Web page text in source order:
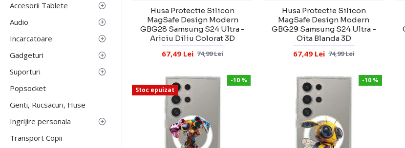
Accesorii Tablete
Audio
Incarcatoare
Gadgeturi
Suporturi
Popsocket
Genti, Rucsacuri, Huse
Ingrijire personala
Transport Copii
Husa Protectie Silicon
MagSafe Design Modern
GBG28 Samsung S24 Ultra -
Ariciu Diliu Colorat 3D
67,49 Lei 74,99 Lei
Husa Protectie Silicon
MagSafe Design Modern
GBG29 Samsung S24 Ultra -
Oita Blanda 3D
67,49 Lei 74,99 Lei
-10 %
Stoc epuizat
-10 %